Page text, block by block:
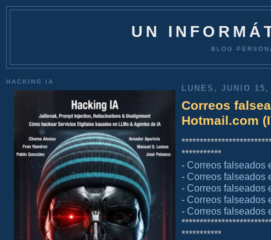
UN
BLOG
HACKING IA
LUNES, JUNIO
Correos
Hotmail.com
***********
- Correos falseados
- Correos falseados
- Correos falseados
- Correos falseados
- Correos falseados
***********